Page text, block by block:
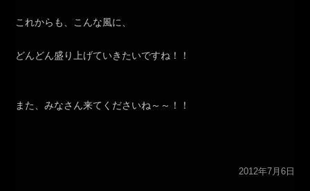
これからも、こんな風に、
どんどん盛り上げていきたいですね！！
また、みなさん来てくださいね～～！！
2012年7月6日